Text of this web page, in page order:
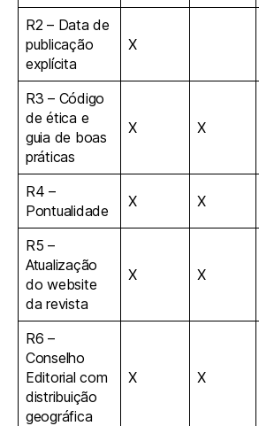
R2 – Data de
publicação
explícita
X
R3 – Código
de ética e
guia de boas
práticas
X X
R4 –
Pontualidade
X X
R5 –
Atualização
do website
da revista
X X
R6 –
Conselho
Editorial com
distribuição
geográfica
X X